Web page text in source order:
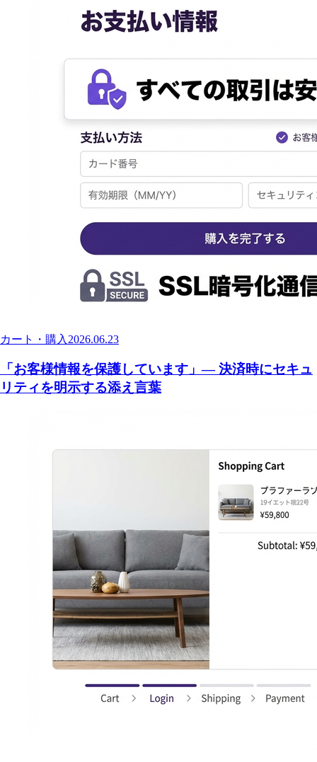
カート・購入 2026.06.23
「お客様情報を保護しています」— 決済時にセキュ
リティを明示する添え言葉